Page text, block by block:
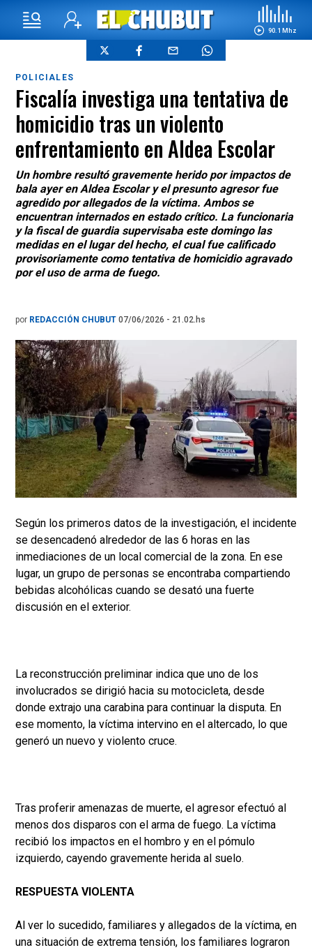
90.1 Mhz
POLICIALES
Fiscalía investiga una tentativa de
homicidio tras un violento
enfrentamiento en Aldea Escolar
Un hombre resultó gravemente herido por impactos de
bala ayer en Aldea Escolar y el presunto agresor fue
agredido por allegados de la víctima. Ambos se
encuentran internados en estado crítico. La funcionaria
y la fiscal de guardia supervisaba este domingo las
medidas en el lugar del hecho, el cual fue calificado
provisoriamente como tentativa de homicidio agravado
por el uso de arma de fuego.
por REDACCIÓN CHUBUT 07/06/2026 - 21.02.hs
Según los primeros datos de la investigación, el incidente
se desencadenó alrededor de las 6 horas en las
inmediaciones de un local comercial de la zona. En ese
lugar, un grupo de personas se encontraba compartiendo
bebidas alcohólicas cuando se desató una fuerte
discusión en el exterior.
La reconstrucción preliminar indica que uno de los
involucrados se dirigió hacia su motocicleta, desde
donde extrajo una carabina para continuar la disputa. En
ese momento, la víctima intervino en el altercado, lo que
generó un nuevo y violento cruce.
Tras proferir amenazas de muerte, el agresor efectuó al
menos dos disparos con el arma de fuego. La víctima
recibió los impactos en el hombro y en el pómulo
izquierdo, cayendo gravemente herida al suelo.
RESPUESTA VIOLENTA
Al ver lo sucedido, familiares y allegados de la víctima, en
una situación de extrema tensión, los familiares lograron